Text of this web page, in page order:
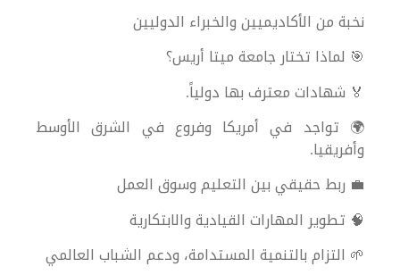
نخبة من الأكاديميين والخبراء الدوليين
🎯 لماذا تختار جامعة ميتا أريس؟
🏅 شهادات معترف بها دولياً.
🌍 تواجد في أمريكا وفروع في الشرق الأوسط
وأفريقيا.
💼 ربط حقيقي بين التعليم وسوق العمل
🧠 تطوير المهارات القيادية والابتكارية
🌱 التزام بالتنمية المستدامة، ودعم الشباب العالمي